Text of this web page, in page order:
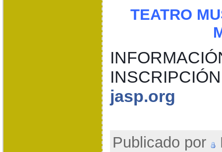
TEATRO
jasp.org
Publicado por